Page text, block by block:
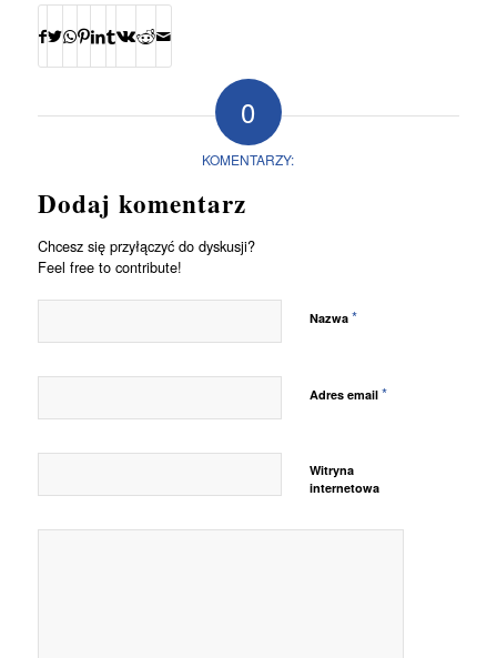
0
KOMENTARZY:
Dodaj komentarz
Chcesz się przyłączyć do dyskusji?
Feel free to contribute!
Nazwa *
Adres email *
Witryna
internetowa